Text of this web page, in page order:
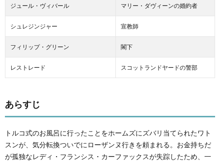
ジュール・ヴィバール マリー・ダヴィーンの婚約者
シュレジンジャー 宣教師
フィリップ・グリーン 閣下
レストレード スコットランドヤードの警部
あらすじ
トルコ式のお風呂に行ったことをホームズにズバリ当てられたワト
スンが、気分転換ついでにローザンヌ行きを頼まれる。お金持ちだ
が孤独なレディ・フランシス・カーファックスが失踪したため、一